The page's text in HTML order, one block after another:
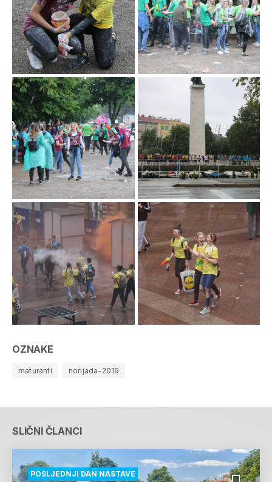
OZNAKE
maturanti norijada-2019
SLIČNI ČLANCI
POSLJEDNJI DAN NASTAVE